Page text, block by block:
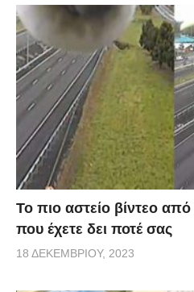
Το πιο αστείο βίντεο
που έχετε δει ποτέ σας
18 ΔΕΚΕΜΒΡΊΟΥ, 2023